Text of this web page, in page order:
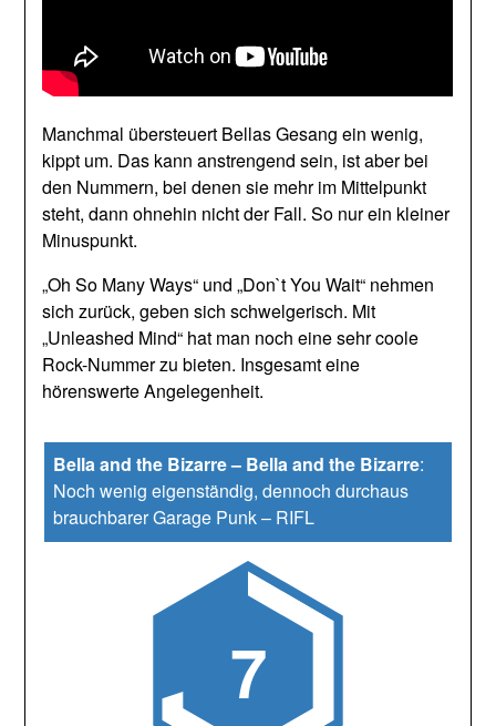
Manchmal übersteuert Bellas Gesang ein wenig,
kippt um. Das kann anstrengend sein, ist aber bei
den Nummern, bei denen sie mehr im Mittelpunkt
steht, dann ohnehin nicht der Fall. So nur ein kleiner
Minuspunkt.
„Oh So Many Ways“ und „Don`t You Wait“ nehmen
sich zurück, geben sich schwelgerisch. Mit
„Unleashed Mind“ hat man noch eine sehr coole
Rock-Nummer zu bieten. Insgesamt eine
hörenswerte Angelegenheit.
Bella and the Bizarre – Bella and the Bizarre:
Noch wenig eigenständig, dennoch durchaus
brauchbarer Garage Punk– RIFL
7